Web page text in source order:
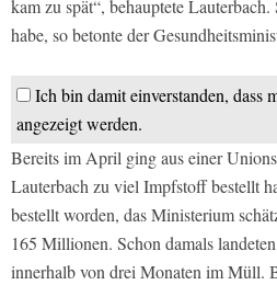
kam zu spät“, behauptete
habe, so betonte der
Ich bin damit einverstanden, dass
angezeigt werden.
Bereits im April ging aus einer
Lauterbach zu viel Impfstoff bestellt
bestellt worden, das Ministerium
165 Millionen. Schon damals
innerhalb von drei Monaten im Müll.